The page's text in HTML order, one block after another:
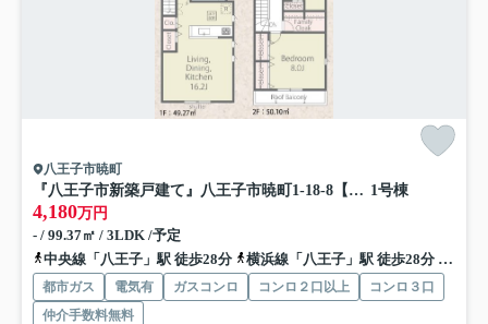
八王子市暁町
『八王子市新築戸建て』八王子市暁町1-18-8【仲介手数料無料】 ０１期 1号棟
4,180万円
- / 99.37㎡ / 3LDK /予定
中央線「八王子」駅 徒歩28分
横浜線「八王子」駅 徒歩28分 京王
都市ガス 電気有 ガスコンロ コンロ２口以上
コンロ３口
仲介手数料無料